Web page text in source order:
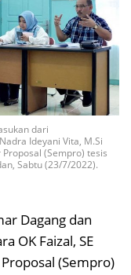
dari
Ideyani Vita, M.Si
(Sempro) tesis
Sabtu (23/7/2022).
Dagang dan
OK Faizal, SE
(Sempro)